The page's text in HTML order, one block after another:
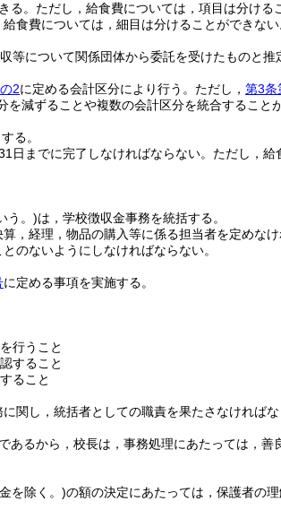
る。 ただし，給食費については，項目は分ける
給食費については，細目は分けることができない
等について関係団体から委託を受けたものと推
2に定める会計区分により行う。 ただし， 第3条
を減ずることや複数の会計区分を統合すること
る。
日までに完了しなければならない。 ただし，給
う。)は，学校徴収金事務を統括する。
，経理，物品の購入等に係る担当者を定めなけ
のないようにしなければならない。
に定める事項を実施する。
行うこと
すること
ること
関し，統括者としての職責を果たさなければな
あるから，校長は，事務処理にあたっては，
を除く。)の額の決定にあたっては，保護者の